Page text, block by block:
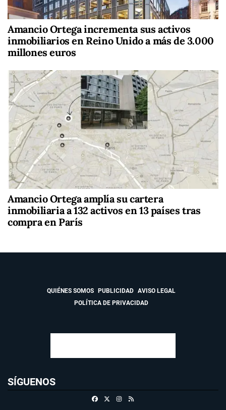
Amancio Ortega incrementa sus activos
inmobiliarios en Reino Unido a más de 3.000
millones euros
Amancio Ortega amplía su cartera
inmobiliaria a 132 activos en 13 países tras
compra en París
QUIÉNES SOMOS PUBLICIDAD
AVISO LEGAL
POLÍTICA DE PRIVACIDAD
SÍGUENOS
FacebookInstagram